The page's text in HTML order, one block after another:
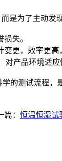
是为了主动发
失。
更，效率更高
产品环境适
的测试流程
篇： 恒温恒湿试